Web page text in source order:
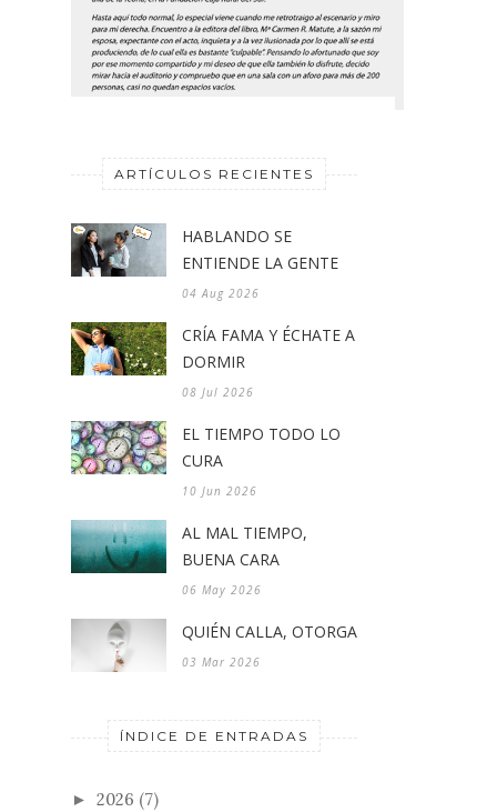
ARTÍCULOS RECIENTES
HABLANDO SE
ENTIENDE LA GENTE
04 Aug 2026
CRÍA FAMA Y ÉCHATE A
DORMIR
08 Jul 2026
EL TIEMPO TODO LO
CURA
10 Jun 2026
AL MAL TIEMPO,
BUENA CARA
06 May 2026
QUIÉN CALLA, OTORGA
03 Mar 2026
ÍNDICE DE ENTRADAS
► 2026 (7)